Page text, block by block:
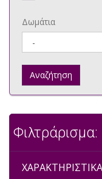
Δωμάτια
Αναζήτηση
Φιλτράρισμα: